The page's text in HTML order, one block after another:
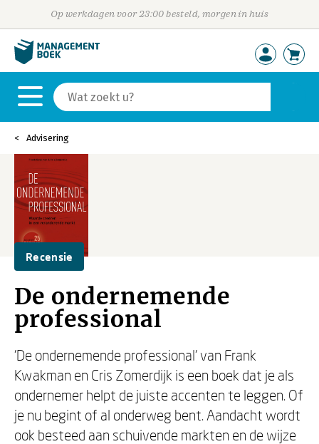
Op werkdagen voor 23:00 besteld, morgen in huis
Advisering
Recensie
De ondernemende
professional
'De ondernemende professional' van Frank
Kwakman en Cris Zomerdijk is een boek dat je als
ondernemer helpt de juiste accenten te leggen. Of
je nu begint of al onderweg bent. Aandacht wordt
ook besteed aan schuivende markten en de wijze